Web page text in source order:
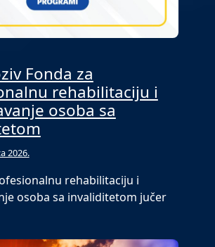
Fonda za
rehabilitaciju i
osoba sa
2026.
rehabilitaciju i
osoba sa invaliditetom jučer